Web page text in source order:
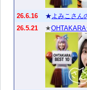
26.6.16 ★よみこさん
26.5.21
★